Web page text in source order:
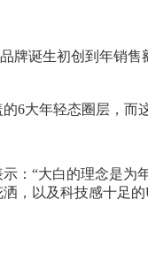
牌诞生初创到年销
6大年轻态圈层，而
：“大白的理念是为
，以及科技感十足